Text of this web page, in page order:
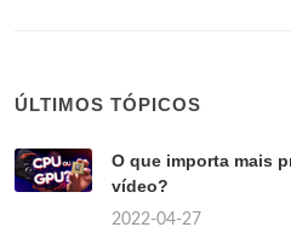
ÚLTIMOS TÓPICOS
O que importa mais
vídeo?
2022-04-27